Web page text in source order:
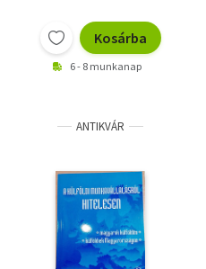
Kosárba
6 - 8 munkanap
ANTIKVÁR